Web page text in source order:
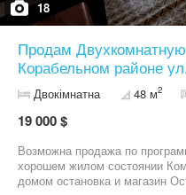
18
Продам
Корабельном районе
Двокімнатна 48 м2
19 000 $
Возможна продажа по
хорошем жилом состоянии
домом остановка и магазин